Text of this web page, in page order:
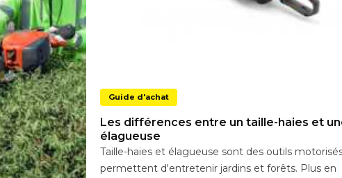
Guide d'achat
Les différences entre un taille-haies et
élagueuse
Taille-haies et élagueuse sont des outils
permettent d'entretenir jardins et forêts. Plus en